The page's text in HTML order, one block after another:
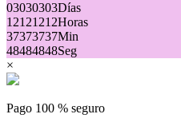
03030303Días
12121212Horas
37373737Min
48484848Seg
×
Pago 100 % seguro